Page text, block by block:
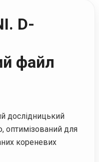
D-
файл
дослідницький
оптимізований для
кореневих